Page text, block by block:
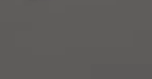
藝：高